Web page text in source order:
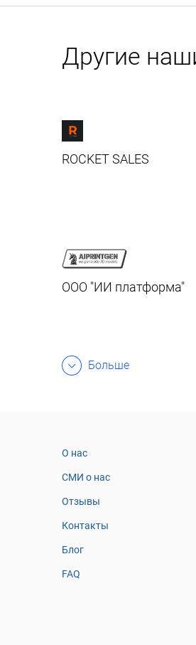
Другие
ROCKET SALES
ООО "ИИ платформа"
Больше
О нас
СМИ о нас
Отзывы
Контакты
Блог
FAQ